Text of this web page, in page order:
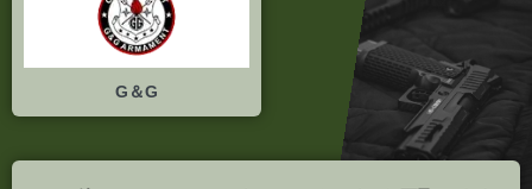
G＆G